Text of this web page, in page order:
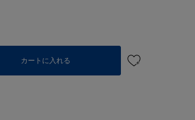
カートに入れる